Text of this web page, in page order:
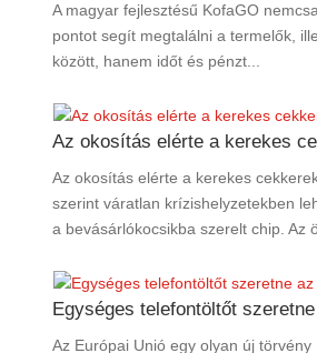
A magyar fejlesztésű KofaGO
pontot segít megtalálni a termelők,
között, hanem időt és pénzt...
Az okosítás elérte a kerekes
Az okosítás elérte a kerekes
szerint váratlan krízishelyzetekben
a bevásárlókocsikba szerelt chip. Az
Egységes telefontöltőt
Az Európai Unió egy olyan új törvény